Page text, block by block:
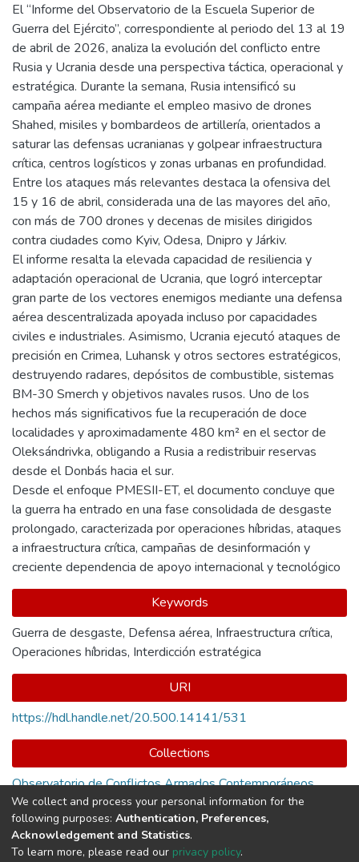
El “Informe del Observatorio de la Escuela Superior de
Guerra del Ejército”, correspondiente al periodo del 13 al 19
de abril de 2026, analiza la evolución del conflicto entre
Rusia y Ucrania desde una perspectiva táctica, operacional y
estratégica. Durante la semana, Rusia intensificó su
campaña aérea mediante el empleo masivo de drones
Shahed, misiles y bombardeos de artillería, orientados a
saturar las defensas ucranianas y golpear infraestructura
crítica, centros logísticos y zonas urbanas en profundidad.
Entre los ataques más relevantes destaca la ofensiva del
15 y 16 de abril, considerada una de las mayores del año,
con más de 700 drones y decenas de misiles dirigidos
contra ciudades como Kyiv, Odesa, Dnipro y Járkiv.
El informe resalta la elevada capacidad de resiliencia y
adaptación operacional de Ucrania, que logró interceptar
gran parte de los vectores enemigos mediante una defensa
aérea descentralizada apoyada incluso por capacidades
civiles e industriales. Asimismo, Ucrania ejecutó ataques de
precisión en Crimea, Luhansk y otros sectores estratégicos,
destruyendo radares, depósitos de combustible, sistemas
BM-30 Smerch y objetivos navales rusos. Uno de los
hechos más significativos fue la recuperación de doce
localidades y aproximadamente 480 km² en el sector de
Oleksándrivka, obligando a Rusia a redistribuir reservas
desde el Donbás hacia el sur.
Desde el enfoque PMESII-ET, el documento concluye que
la guerra ha entrado en una fase consolidada de desgaste
prolongado, caracterizada por operaciones híbridas, ataques
a infraestructura crítica, campañas de desinformación y
creciente dependencia de apoyo internacional y tecnológico
Keywords
Guerra de desgaste, Defensa aérea, Infraestructura crítica,
Operaciones híbridas, Interdicción estratégica
URI
https://hdl.handle.net/20.500.14141/531
Collections
Observatorio de Conflictos Armados Contemporáneos
Full item page
We collect and process your personal information for the
following purposes: Authentication, Preferences,
Acknowledgement and Statistics.
To learn more, please read our privacy policy.